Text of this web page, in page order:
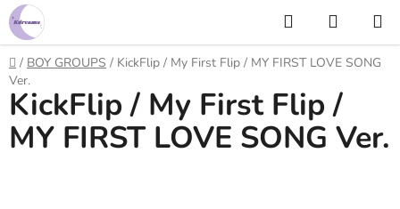
Prejsť
na
obsah
Hľadať
KOŠÍK
Domov
/ BOY GROUPS / KickFlip / My First Flip / MY FIRST LOVE SONG
Ver.
KickFlip / My First Flip /
MY FIRST LOVE SONG Ver.